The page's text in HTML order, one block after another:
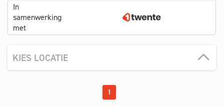
In
samenwerking
met
KIES LOCATIE
1